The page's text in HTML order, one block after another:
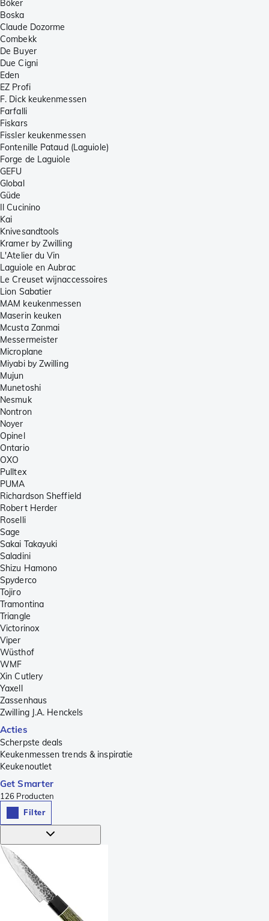
Böker
Boska
Claude Dozorme
Combekk
De Buyer
Due Cigni
Eden
EZ Profi
F. Dick keukenmessen
Farfalli
Fiskars
Fissler keukenmessen
Fontenille Pataud (Laguiole)
Forge de Laguiole
GEFU
Global
Güde
Il Cucinino
Kai
Knivesandtools
Kramer by Zwilling
L'Atelier du Vin
Laguiole en Aubrac
Le Creuset wijnaccessoires
Lion Sabatier
MAM keukenmessen
Maserin keuken
Mcusta Zanmai
Messermeister
Microplane
Miyabi by Zwilling
Mujun
Munetoshi
Nesmuk
Nontron
Noyer
Opinel
Ontario
OXO
Pulltex
PUMA
Richardson Sheffield
Robert Herder
Roselli
Sage
Sakai Takayuki
Saladini
Shizu Hamono
Spyderco
Tojiro
Tramontina
Triangle
Victorinox
Viper
Wüsthof
WMF
Xin Cutlery
Yaxell
Zassenhaus
Zwilling J.A. Henckels
Acties
Scherpste deals
Keukenmessen trends & inspiratie
Keukenoutlet
Get Smarter
126 Producten
Filter